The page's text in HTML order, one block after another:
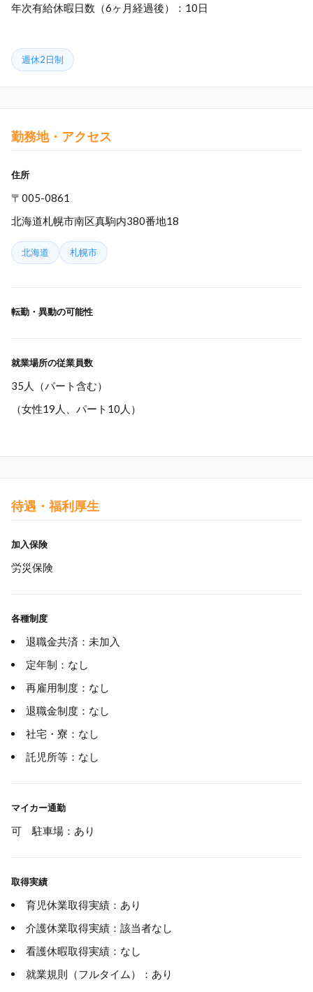
年次有給休暇日数（6ヶ月経過後）：10日
週休2日制
勤務地・アクセス
住所
〒005-0861
北海道札幌市南区真駒内380番地18
北海道 札幌市
転勤・異動の可能性
就業場所の従業員数
35人（パート含む）
（女性19人、パート10人）
待遇・福利厚生
加入保険
労災保険
各種制度
退職金共済：未加入
定年制：なし
再雇用制度：なし
退職金制度：なし
社宅・寮：なし
託児所等：なし
マイカー通勤
可 駐車場：あり
取得実績
育児休業取得実績：あり
介護休業取得実績：該当者なし
看護休暇取得実績：なし
就業規則（フルタイム）：あり